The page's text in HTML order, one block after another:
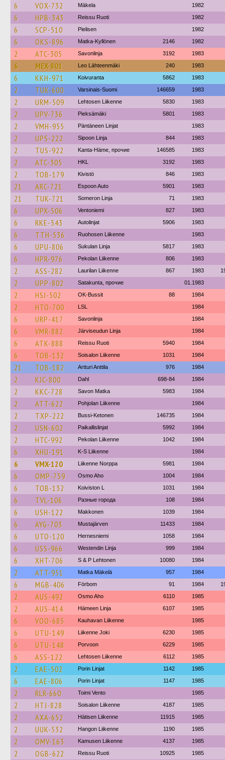
6 VOX-732 Mäkela 1982
6 HPB-343 Reissu Ruoti 1982
6 SCP-510 Pielisen 1982
6 OKS-896 Matka-Kyllönen 2146 1982
2 ATC-305 Savonlinja 3192 1983
6 MEX-801 Leo Lähteenmäki 240 1983
6 KKH-971 Koivuranta 5862 1983
2 TUK-600 Varsinais-Suomi 146659 1983
2 URM-509 Lehtosen Liikenne 5830 1983
2 UPV-736 Pieksämäki 5801 1983
2 VMH-955 Päntäneen Linjat 1983
2 UPS-222 Sipoon Linja 844 1983
2 TUS-922 Kanta-Häme, прочие 146585 1983
2 ATC-305 HKL 3192 1983
2 TOB-179 Kivistö 846 1983
21 ARC-721 Espoon Auto 5901 1983
21 TUK-721 Someron Linja 71 1983
6 UPX-506 Ventoniemi 827 1983
6 RKE-543 Autolinjat 5906 1983
6 TTH-536 Ruohosen Liikenne 1983
6 UPU-806 Sukulan Linja 5817 1983
6 HPR-976 Pekolan Liikenne 806 1983
2 ASS-282 Laurilan Liikenne 867 1983
2 UPP-802 Satakunta, прочие 01.1983
2 HSJ-502 OK-Bussit 88 1984
2 HTO-700 LSL 1984
6 URP-417 Savonlinja 1984
6 VMR-882 Järviseudun Linja 1984
6 ATK-888 Reissu Ruoti 5940 1984
6 TOB-132 Soisalon Liikenne 1031 1984
21 TOB-182 Artturi Anttila 976 1984
2 KJC-800 Dahl 698-84 1984
2 KKC-728 Savon Matka 5983 1984
2 ATT-622 Pohjolan Liikenne 1984
2 TXP-222 Bussi-Ketonen 146735 1984
2 USN-602 Paikallislinjat 5992 1984
2 HTC-992 Pekolan Liikenne 1042 1984
6 XHU-191 K-S Liikenne 1984
6 VMX-120 Liikenne Norppa 5981 1984
6 OMP-759 Osmo Aho 1004 1984
6 TOB-132 Koiviston L 1031 1984
6 TVL-106 Разные города 108 1984
6 USH-122 Makkonen 1039 1984
6 AYG-703 Mustajärven 11433 1984
6 UTO-120 Hernesniemi 1058 1984
6 USS-966 Westendin Linja 999 1984
6 XHT-706 S & P Lehtonen 10080 1984
2 ATT-951 Matka Mäkelä 957 1984
6 MGB-406 Förbom 91 1984
2 AUS-492 Osmo Aho 6110 1985
2 AUS-414 Hämeen Linja 6107 1985
6 VOO-685 Kauhavan Liikenne 1985
6 UTU-149 Liikenne Joki 6230 1985
6 UTU-148 Porvoon 6229 1985
6 ASS-122 Lehtosen Liikenne 6112 1985
2 EAE-502 Porin Linjat 1142 1985
6 EAE-806 Porin Linjat 1147 1985
2 RLR-660 Toimi Vento 1985
2 HTJ-828 Soisalon Liikenne 4187 1985
2 AXA-652 Hätisen Liikenne 11915 1985
2 UUK-532 Hangon Liikenne 1190 1985
2 OMV-163 Kamusen Liikenne 4137 1985
2 OGB-622 Reissu Ruoti 10925 1985